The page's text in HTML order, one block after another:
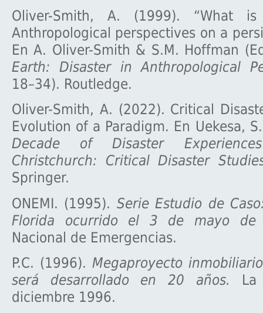
Oliver-Smith, A. (1999). “What is
Anthropological perspectives on a
En A. Oliver-Smith & S.M. Hoffman
Earth: Disaster in Anthropological
18–34). Routledge.
Oliver-Smith, A. (2022). Critical
Evolution of a Paradigm. En Uekesa,
Decade of Disaster
Christchurch: Critical Disaster
Springer.
ONEMI. (1995). Serie Estudio de
Florida ocurrido el 3 de mayo
Nacional de Emergencias.
P.C. (1996). Megaproyecto
será desarrollado en 20 años.
La
diciembre 1996.